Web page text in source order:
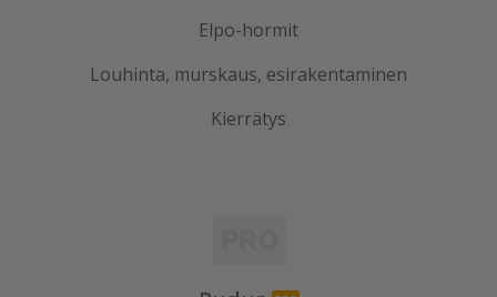
Elpo-hormit
Louhinta, murskaus, esirakentaminen
Kierrätys